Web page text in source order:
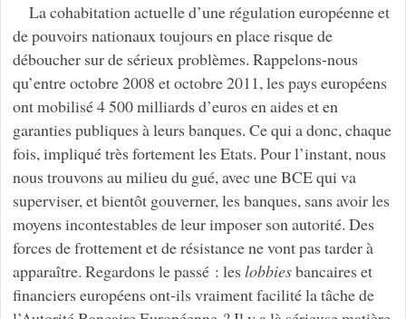
La cohabitation actuelle d’une régulation européenne et
de pouvoirs nationaux toujours en place risque de
déboucher sur de sérieux problèmes. Rappelons-nous
qu’entre octobre 2008 et octobre 2011, les pays européens
ont mobilisé 4 500 milliards d’euros en aides et en
garanties publiques à leurs banques. Ce qui a donc, chaque
fois, impliqué très fortement les Etats. Pour l’instant, nous
nous trouvons au milieu du gué, avec une BCE qui va
superviser, et bientôt gouverner, les banques, sans avoir les
moyens incontestables de leur imposer son autorité. Des
forces de frottement et de résistance ne vont pas tarder à
apparaître. Regardons le passé : les lobbiesbancaires et
financiers européens ont-ils vraiment facilité la tâche de